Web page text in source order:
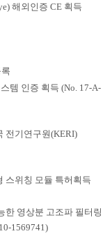
해외인증 CE 획득
템 인증 획득 (No. 17-A-
전기연구원(KERI)
스위칭 모듈 특허획득
한 영상분 고조파 필터링
1569741)